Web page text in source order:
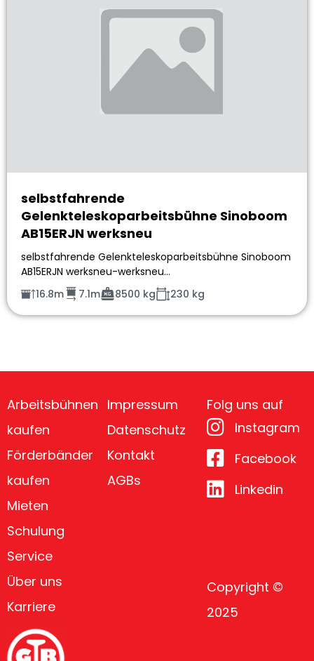
selbstfahrende
Gelenkteleskoparbeitsbühne Sinoboom
AB15ERJN werksneu
selbstfahrende Gelenkteleskoparbeitsbühne Sinoboom
AB15ERJN werksneu-werksneu…
16.8m
7.1m 8500 kg 230 kg
Arbeitsbühnen
kaufen
Förderbänder
kaufen
Mieten
Schulung
Service
Über uns
Karriere
Impressum
Datenschutz
Kontakt
AGBs
Folg uns auf
Instagram
Facebook
Linkedin
Copyright ©
2025